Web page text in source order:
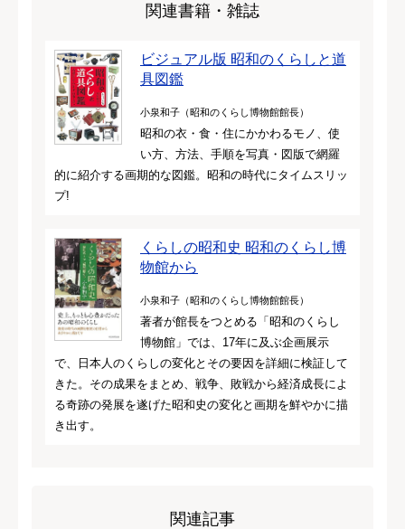
関連書籍・雑誌
ビジュアル版 昭和のくらしと道
具図鑑
小泉和子（昭和のくらし博物館館長）
昭和の衣・食・住にかかわるモノ、使
い方、方法、手順を写真・図版で網羅
的に紹介する画期的な図鑑。昭和の時代にタイムスリッ
プ!
くらしの昭和史 昭和のくらし博
物館から
小泉和子（昭和のくらし博物館館長）
著者が館長をつとめる「昭和のくらし
博物館」では、17年に及ぶ企画展示
で、日本人のくらしの変化とその要因を詳細に検証して
きた。その成果をまとめ、戦争、敗戦から経済成長によ
る奇跡の発展を遂げた昭和史の変化と画期を鮮やかに描
き出す。
関連記事